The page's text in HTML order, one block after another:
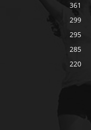
361
299
295
285
220